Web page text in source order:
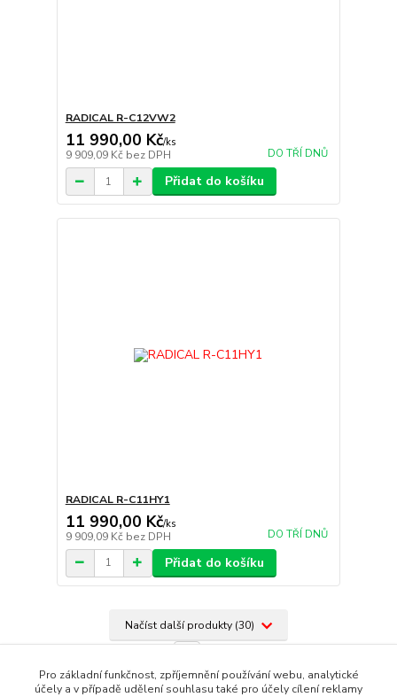
RADICAL R-C12VW2
11 990,00 Kč/ks
9 909,09 Kč bez DPH DO TŘÍ DNŮ
Přidat do košíku
RADICAL R-C11HY1
11 990,00 Kč/ks
9 909,09 Kč bez DPH DO TŘÍ DNŮ
Přidat do košíku
Načíst další produkty (30)
Pro základní funkčnost, zpříjemnění používání webu, analytické
účely a v případě udělení souhlasu také pro účely cílení reklamy